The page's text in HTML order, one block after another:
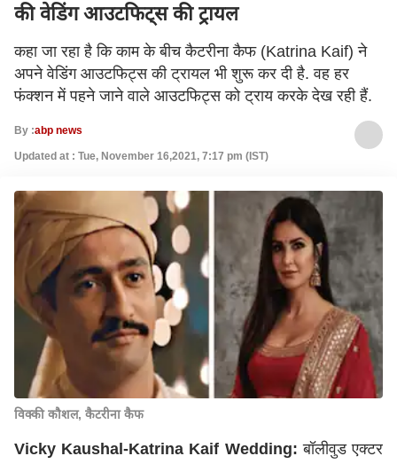
की वेडिंग आउटफिट्स की ट्रायल
कहा जा रहा है कि काम के बीच कैटरीना कैफ (Katrina Kaif) ने
अपने वेडिंग आउटफिट्स की ट्रायल भी शुरू कर दी है. वह हर
फंक्शन में पहने जाने वाले आउटफिट्स को ट्राय करके देख रही हैं.
By :abp news
Updated at : Tue, November 16,2021, 7:17 pm (IST)
विक्की कौशल, कैटरीना कैफ
Vicky Kaushal-Katrina Kaif Wedding: बॉलीवुड एक्टर